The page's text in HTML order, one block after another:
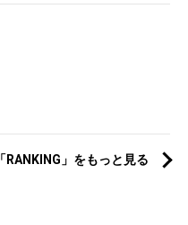
「RANKING」をもっと見る